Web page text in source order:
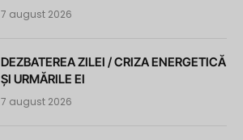
7 august 2026
DEZBATEREA ZILEI / CRIZA ENERGETICĂ
ȘI URMĂRILE EI
7 august 2026